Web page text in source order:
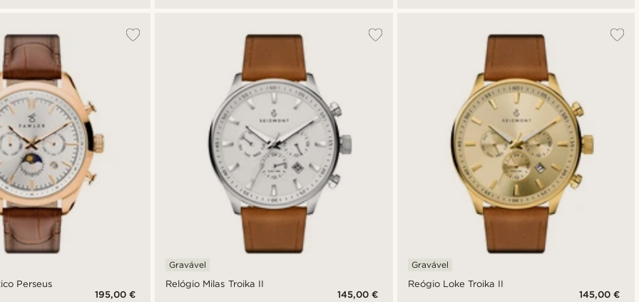
Perseus
195,00 €
Relógio Milas Troika II
Gravável
145,00 €
Reógio Loke Troika II
Gravável
145,00 €